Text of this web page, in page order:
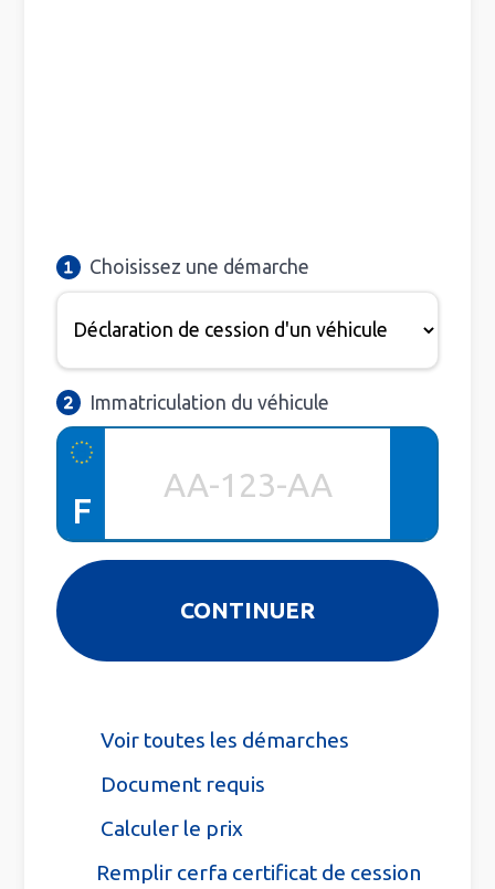
Choisissez une démarche
Immatriculation du véhicule
F
Voir toutes les démarches
Document requis
Calculer le prix
Remplir cerfa certificat de cession